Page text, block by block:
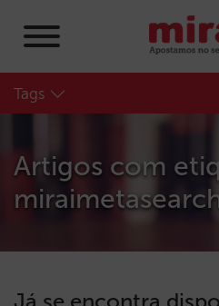
Tags
Artigos com